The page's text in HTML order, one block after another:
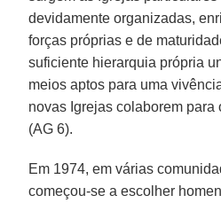
devidamente organizadas,
forças próprias e de
suficiente hierarquia própria
meios aptos para uma
novas Igrejas colaborem para
(AG 6).
Em 1974, em várias
começou-se a escolher